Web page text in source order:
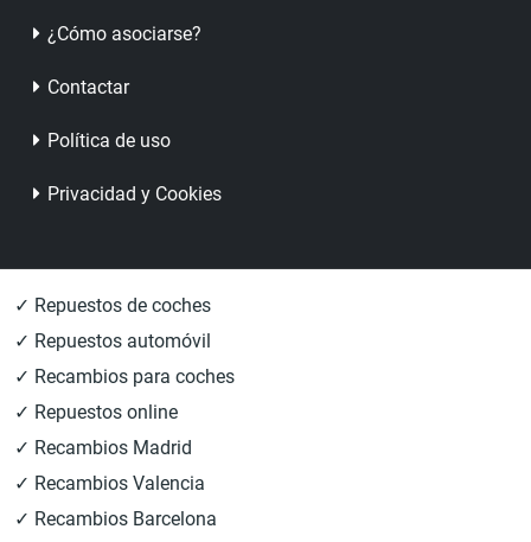
¿Cómo asociarse?
Contactar
Política de uso
Privacidad y Cookies
✓ Repuestos de coches
✓ Repuestos automóvil
✓ Recambios para coches
✓ Repuestos online
✓ Recambios Madrid
✓ Recambios Valencia
✓ Recambios Barcelona